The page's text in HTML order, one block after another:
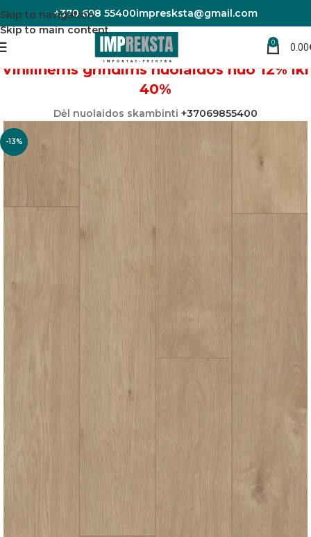
Skip to navigation
Skip to main content
+370 698 55400impresksta@gmail.com
0 0.00
Pradžia Vinilinės grindys
Vinilinėms grindims nuolaidos nuo 12% iki
40%
Dėl nuolaidos skambinti +37069855400
-13%